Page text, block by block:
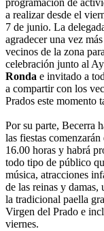
programación de
a realizar desde el
7 de junio. La
agradecer una vez
vecinos de la zona
celebración junto al
Ronda e invitado a
a compartir con los
Prados este momento
Por su parte, Becerra
las fiestas
16.00 horas y habrá
todo tipo de público
música, atracciones
de las reinas y
la tradicional paella
Virgen del Prado e
viernes.